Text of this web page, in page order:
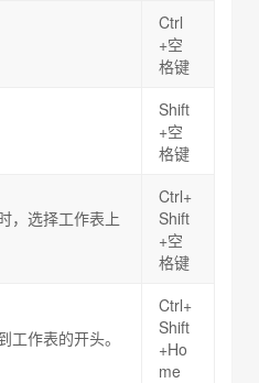
Ctrl
+空
格键
Shift
+空
格键
，选择工作表上
Ctrl+
Shift
+空
格键
作表的开头。
Ctrl+
Shift
+Ho
me